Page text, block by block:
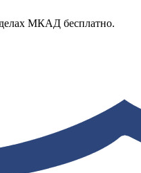
МКАД бесплатно.